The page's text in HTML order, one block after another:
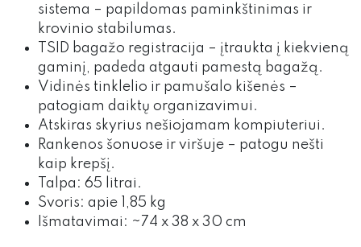
sistema – papildomas paminkštinimas ir
krovinio stabilumas.
TSID bagažo registracija – įtraukta į kiekvieną
gaminį, padeda atgauti pamestą bagažą.
Vidinės tinklelio ir pamušalo kišenės –
patogiam daiktų organizavimui.
Atskiras skyrius nešiojamam kompiuteriui.
Rankenos šonuose ir viršuje – patogu nešti
kaip krepšį.
Talpa: 65 litrai.
Svoris: apie 1,85 kg
Išmatavimai: ~74 x 38 x 30 cm